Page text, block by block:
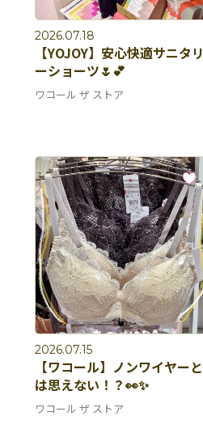
2026.07.18
【YOJOY】安心快適サニタリ
ーショーツ🌷💕
ワコール ザ ストア
2026.07.15
【ワコール】ノンワイヤーと
は思えない！？👀✨
ワコール ザ ストア